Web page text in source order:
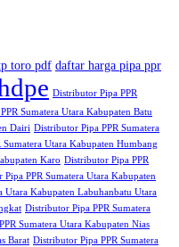
toro pdf daftar harga pipa ppr
Distributor Pipa PPR
Sumatera Utara Kabupaten Batu
Dairi Distributor Pipa PPR Sumatera
Utara Kabupaten Humbang
Karo Distributor Pipa PPR
PPR Sumatera Utara Kabupaten
Utara Kabupaten Labuhanbatu Utara
Distributor Pipa PPR Sumatera
Sumatera Utara Kabupaten Nias
Barat Distributor Pipa PPR Sumatera